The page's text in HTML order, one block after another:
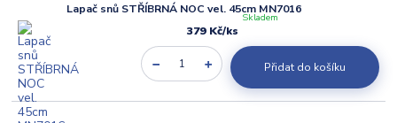
Lapač snů STŘÍBRNÁ NOC vel. 45cm MN7016
379 Kč/ks
Skladem
Přidat do košíku